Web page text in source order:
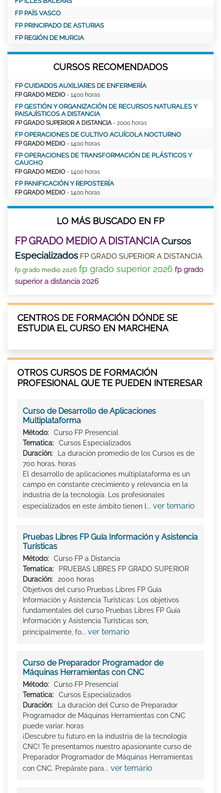
FP PAÍS VASCO
FP PRINCIPADO DE ASTURIAS
FP REGIÓN DE MURCIA
CURSOS RECOMENDADOS
FP CUIDADOS AUXILIARES DE ENFERMERÍA
FP GRADO MEDIO - 1400 horas
FP GESTIÓN Y ORGANIZACIÓN DE RECURSOS NATURALES Y
PAISAJÍSTICOS A DISTANCIA
FP GRADO SUPERIOR A DISTANCIA - 2000 horas
FP OPERACIONES DE CULTIVO ACUÍCOLA NOCTURNO
FP GRADO MEDIO - 1400 horas
FP OPERACIONES DE TRANSFORMACIÓN DE PLÁSTICOS Y
CAUCHO
FP GRADO MEDIO - 1400 horas
FP PANIFICACIÓN Y REPOSTERÍA
FP GRADO MEDIO - 1400 horas
LO MÁS BUSCADO EN FP
FP GRADO MEDIO A DISTANCIACursos
Especializados FP GRADO SUPERIOR A DISTANCIA
fp grado medio 2026 fp grado superior 2026 fp grado
superior a distancia 2026
CENTROS DE FORMACIÓN DÓNDE SE
ESTUDIA EL CURSO EN MARCHENA
OTROS CURSOS DE FORMACIÓN
PROFESIONAL QUE TE PUEDEN INTERESAR
Curso de Desarrollo de Aplicaciones
Multiplataforma
Método:
Curso FP Presencial
Tematica:
Cursos Especializados
Duración:
La duración promedio de los Cursos es de
700 horas. horas
El desarrollo de aplicaciones multiplataforma es un
campo en constante crecimiento y relevancia en la
industria de la tecnología. Los profesionales
especializados en este ámbito tienen l... ver temario
Pruebas Libres FP Guía Información y Asistencia
Turísticas
Método:
Curso FP a Distancia
Tematica:
PRUEBAS LIBRES FP GRADO SUPERIOR
Duración:
2000 horas
Objetivos del curso Pruebas Libres FP Guía
Información y Asistencia Turísticas: Los objetivos
fundamentales del curso Pruebas Libres FP Guía
Información y Asistencia Turísticas son,
principalmente, fo... ver temario
Curso de Preparador Programador de
Máquinas Herramientas con CNC
Método:
Curso FP Presencial
Tematica:
Cursos Especializados
Duración:
La duración del Curso de Preparador
Programador de Máquinas Herramientas con CNC
puede variar. horas
¡Descubre tu futuro en la industria de la tecnología
CNC! Te presentamos nuestro apasionante curso de
Preparador Programador de Máquinas Herramientas
con CNC. Prepárate para... ver temario